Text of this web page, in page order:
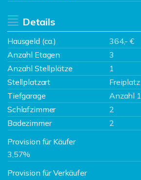
Details
Hausgeld (ca.)
364,- €
Anzahl Etagen
3
Anzahl Stellplätze
1
Stellplatzart
Freiplatz
Tiefgarage
Anzahl 1
Schlafzimmer
2
Badezimmer
2
Provision für Käufer
3,57%
Provision für Verkäufer